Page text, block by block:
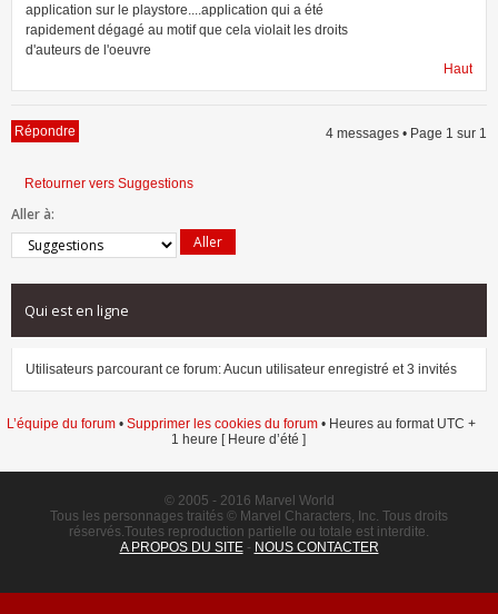
application sur le playstore....application qui a été
rapidement dégagé au motif que cela violait les droits
d'auteurs de l'oeuvre
Haut
Répondre 4 messages • Page 1 sur 1
Retourner vers Suggestions
Aller à:
Qui est en ligne
Utilisateurs parcourant ce forum: Aucun utilisateur enregistré et 3 invités
L’équipe du forum• Supprimer les cookies du forum• Heures au format UTC +
1 heure [ Heure d’été ]
© 2005 - 2016 Marvel World
Tous les personnages traités © Marvel Characters, Inc. Tous droits
réservés.Toutes reproduction partielle ou totale est interdite.
A PROPOS DU SITE- NOUS CONTACTER